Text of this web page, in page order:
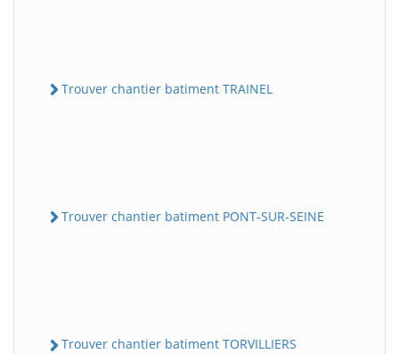
Trouver chantier batiment TRAINEL
Trouver chantier batiment PONT-SUR-SEINE
Trouver chantier batiment TORVILLIERS